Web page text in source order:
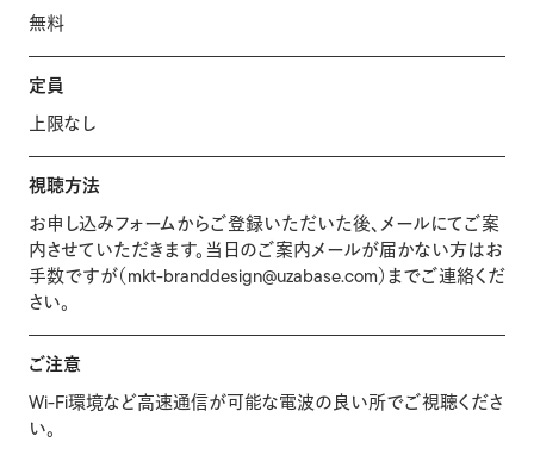
無料
定員
上限なし
視聴方法
お申し込みフォームからご登録いただいた後、メールにてご案
内させていただきます。当日のご案内メールが届かない方はお
手数ですが（mkt-branddesign@uzabase.com）までご連絡くだ
さい。
ご注意
Wi-Fi環境など高速通信が可能な電波の良い所でご視聴くださ
い。